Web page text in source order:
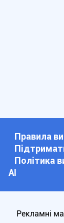
Правила
Політика
АІ
Рекламні